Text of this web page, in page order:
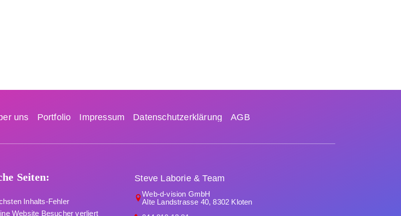
uns Portfolio Impressum Datenschutzerklärung AGB
Seiten:
Inhalts-Fehler
Website Besucher verliert
Steve Laborie & Team
Web-d-vision GmbH
Alte Landstrasse 40, 8302 Kloten